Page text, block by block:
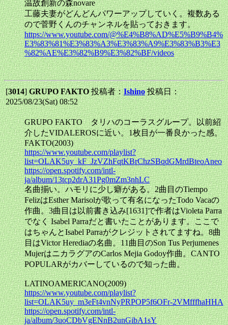
温故創新の森novare
工藤夫妻がどんどんパワーアップしていく。複数ある
ので菅野くんのチャンネルを貼っておきます。
https://www.youtube.com/@%E4%B8%AD%E5%B9%B4%
E3%83%81%E3%83%A3%E3%83%A9%E3%83%B3%E3
%82%AE%E3%82%B9%E3%82%BF/videos
[3014]GRUPO FAKTO投稿者：Ishino 投稿日：
2025/08/23(Sat) 08:52
GRUPO FAKTO タリハのコーラスグループ。以前紹
介したVIDALEROSに近い。1枚目が一番良かった感。
FAKTO(2003)
https://www.youtube.com/playlist?
list=OLAK5uy_kF_JzVZhFqtKBrChzSBqdGMrdBteoAneo
https://open.spotify.com/intl-
ja/album/13tcp2drA31Pg0mZm3nhLC
名曲揃い。ハモリに少し癖がある。2曲目のTiempo
FelizはEsther Marisolが歌って有名になったTodo Vacaの
作曲。3曲目は以前書き込み[1631]で作者はVioleta Parra
でなく Isabel Parraだと書いたことがあります。ここで
はちゃんとIsabel Parraがクレジットされてますね。8曲
目はVictor Herediaの名曲。11曲目のSon Tus Perjumenes
MujerはニカラグアのCarlos Mejia Godoy作曲。CANTO
POPULARがカバーしているので知った曲。
LATINOAMERICANO(2009)
https://www.youtube.com/playlist?
list=OLAK5uy_m3eFt4vnNyPRPOP5f6OFr-2VMfffhaHHA
https://open.spotify.com/intl-
ja/album/3uoCDbVgENnB2unGibA1sY